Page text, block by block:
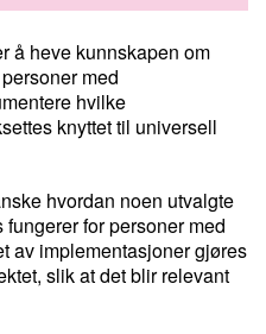
å heve kunnskapen om
med
hvilke
knyttet til universell
hvordan noen utvalgte
for personer med
av implementasjoner gjøres
slik at det blir relevant